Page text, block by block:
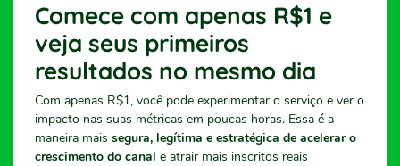
Comece com apenas R$1 e
veja seus primeiros
resultados no mesmo dia
Com apenas R$1, você pode experimentar o serviço e ver o
impacto nas suas métricas em poucas horas. Essa é a
maneira mais segura, legítima e estratégica de acelerar o
crescimento do canal e atrair mais inscritos reais